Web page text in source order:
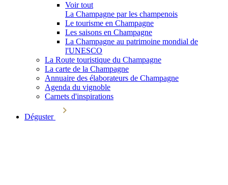
Voir tout
La Champagne par les champenois
Le tourisme en Champagne
Les saisons en Champagne
La Champagne au patrimoine mondial de
l'UNESCO
La Route touristique du Champagne
La carte de la Champagne
Annuaire des élaborateurs de Champagne
Agenda du vignoble
Carnets d'inspirations
Déguster